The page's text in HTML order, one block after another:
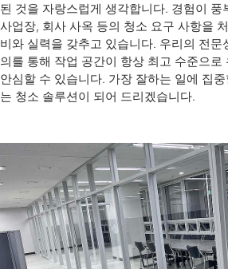
된 것을 자랑스럽게 생각합니다. 경험이 풍
사업장, 회사 사옥 등의 청소 요구 사항을
비와 실력을 갖추고 있습니다. 우리의 전문
의를 통해 작업 공간이 항상 최고 수준으로
안심할 수 있습니다. 가장 잘하는 일에 집
는 청소 솔루션이 되어 드리겠습니다.